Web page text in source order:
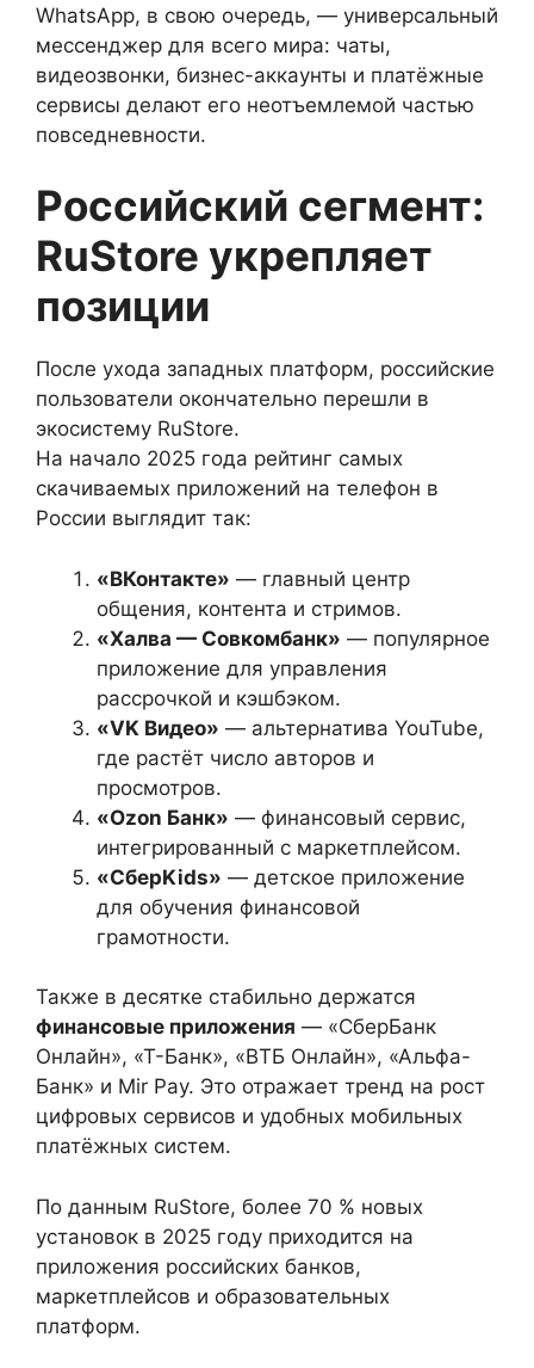
WhatsApp, в свою очередь, — универсальный
мессенджер для всего мира: чаты,
видеозвонки, бизнес-аккаунты и платёжные
сервисы делают его неотъемлемой частью
повседневности.
Российский сегмент:
RuStore укрепляет
позиции
После ухода западных платформ, российские
пользователи окончательно перешли в
экосистему RuStore.
На начало 2025 года рейтинг самых
скачиваемых приложений на телефон в
России выглядит так:
«ВКонтакте» — главный центр
общения, контента и стримов.
«Халва — Совкомбанк» — популярное
приложение для управления
рассрочкой и кэшбэком.
«VK Видео» — альтернатива YouTube,
где растёт число авторов и
просмотров.
«Ozon Банк» — финансовый сервис,
интегрированный с маркетплейсом.
«СберKids» — детское приложение
для обучения финансовой
грамотности.
Также в десятке стабильно держатся
финансовые приложения — «СберБанк
Онлайн», «Т-Банк», «ВТБ Онлайн», «Альфа-
Банк» и Mir Pay. Это отражает тренд на рост
цифровых сервисов и удобных мобильных
платёжных систем.
По данным RuStore, более 70 % новых
установок в 2025 году приходится на
приложения российских банков,
маркетплейсов и образовательных
платформ.